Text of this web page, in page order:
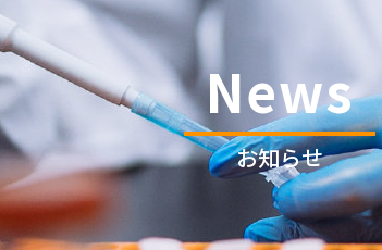
News
お知らせ